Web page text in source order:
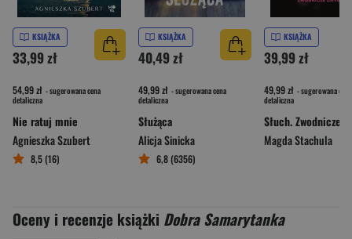
KSIĄŻKA
33,99 zł
54,99 zł - sugerowana cena
detaliczna
Nie ratuj mnie
Agnieszka Szubert
8,5 (16)
KSIĄŻKA
40,49 zł
49,99 zł - sugerowana cena
detaliczna
Służąca
Alicja Sinicka
6,8 (6356)
KSIĄŻKA
39,99 zł
49,99 zł - sugerowana cena
detaliczna
Magda Stachula
Oceny i recenzje książki Dobra Samarytanka